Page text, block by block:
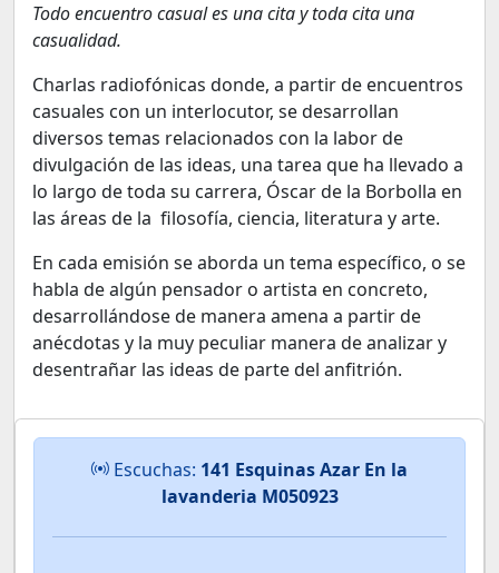
Todo encuentro casual es una cita y toda cita una
casualidad.
Charlas radiofónicas donde, a partir de encuentros
casuales con un interlocutor, se desarrollan
diversos temas relacionados con la labor de
divulgación de las ideas, una tarea que ha llevado a
lo largo de toda su carrera, Óscar de la Borbolla en
las áreas de la filosofía, ciencia, literatura y arte.
En cada emisión se aborda un tema específico, o se
habla de algún pensador o artista en concreto,
desarrollándose de manera amena a partir de
anécdotas y la muy peculiar manera de analizar y
desentrañar las ideas de parte del anfitrión.
Escuchas: 141 Esquinas Azar En la
lavanderia M050923